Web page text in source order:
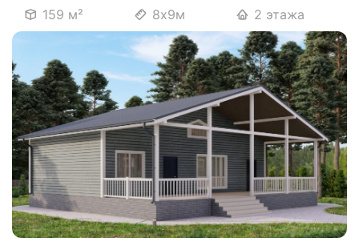
159 м² 8х9м 2 этажа